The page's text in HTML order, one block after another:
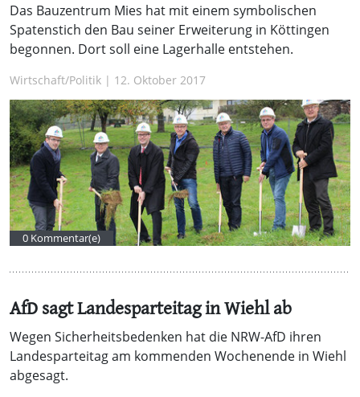
Das Bauzentrum Mies hat mit einem symbolischen
Spatenstich den Bau seiner Erweiterung in Köttingen
begonnen. Dort soll eine Lagerhalle entstehen.
Wirtschaft/Politik | 12. Oktober 2017
0 Kommentar(e)
AfD sagt Landesparteitag in Wiehl ab
Wegen Sicherheitsbedenken hat die NRW-AfD ihren
Landesparteitag am kommenden Wochenende in Wiehl
abgesagt.